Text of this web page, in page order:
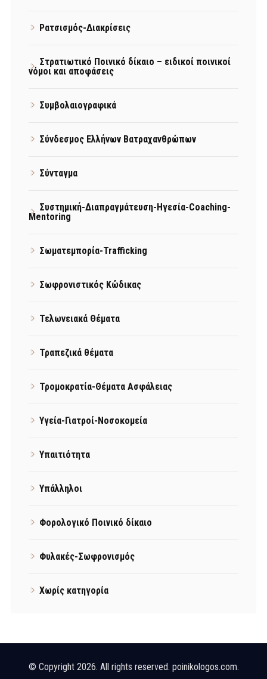
Ρατσισμός-Διακρίσεις
Στρατιωτικό Ποινικό δίκαιο – ειδικοί ποινικοί
νόμοι και αποφάσεις
Συμβολαιογραφικά
Σύνδεσμος Ελλήνων Βατραχανθρώπων
Σύνταγμα
Συστημική-Διαπραγμάτευση-Ηγεσία-Coaching-
Mentoring
Σωματεμπορία-Trafficking
Σωφρονιστικός Κώδικας
Τελωνειακά Θέματα
Τραπεζικά θέματα
Τρομοκρατία-Θέματα Ασφάλειας
Υγεία-Γιατροί-Νοσοκομεία
Υπαιτιότητα
Υπάλληλοι
Φορολογικό Ποινικό δίκαιο
Φυλακές-Σωφρονισμός
Χωρίς κατηγορία
© Copyright 2026. All rights reserved. poinikologos.com.